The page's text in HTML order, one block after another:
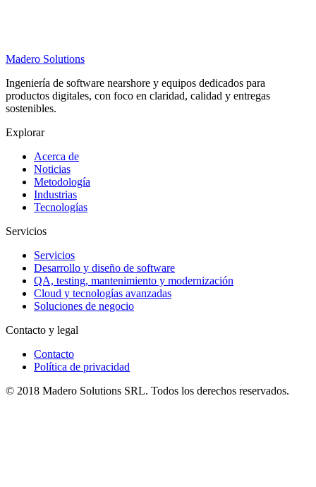
Madero Solutions
Ingeniería de software nearshore y equipos dedicados para
productos digitales, con foco en claridad, calidad y entregas
sostenibles.
Explorar
Acerca de
Noticias
Metodología
Industrias
Tecnologías
Servicios
Servicios
Desarrollo y diseño de software
QA, testing, mantenimiento y modernización
Cloud y tecnologías avanzadas
Soluciones de negocio
Contacto y legal
Contacto
Política de privacidad
© 2018 Madero Solutions SRL. Todos los derechos reservados.